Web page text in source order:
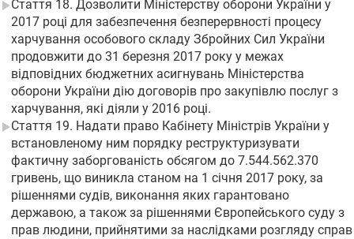
Стаття 18. Дозволити Міністерству оборони України у
2017 році для забезпечення безперервності процесу
харчування особового складу Збройних Сил України
продовжити до 31 березня 2017 року у межах
відповідних бюджетних асигнувань Міністерства
оборони України дію договорів про закупівлю послуг з
харчування, які діяли у 2016 році.
Стаття 19. Надати право Кабінету Міністрів України у
встановленому ним порядку реструктуризувати
фактичну заборгованість обсягом до 7.544.562.370
гривень, що виникла станом на 1 січня 2017 року, за
рішеннями судів, виконання яких гарантовано
державою, а також за рішеннями Європейського суду з
прав людини, прийнятими за наслідками розгляду справ